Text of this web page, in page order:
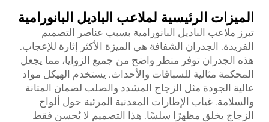
الميزات الرئيسية لملاعب الباديل البانورامية
تبرز ملاعب الباديل البانورامية بسبب عناصر التصميم
الفريدة. الجدران الشفافة هي الميزة الأكثر إثارة للإعجاب.
هذه الجدران توفر منظر واضح من جميع الزوايا، مما يجعل
المحكمة مثالية للسباقات والأحداث. يستخدم الهيكل مواد
عالية الجودة مثل الزجاج المشدد والصلب لضمان المتانة
والسلامة. غياب الإطارات المعدنية المرئية حول ألواح
الزجاج يخلق مظهرًا سلسًا. هذا التصميم لا يُحسن فقط